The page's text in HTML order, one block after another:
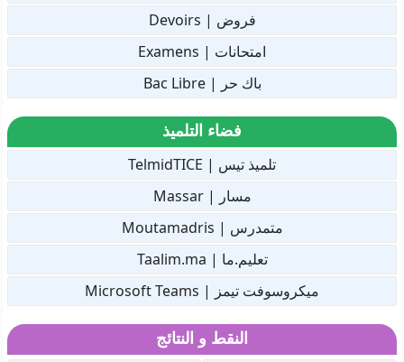
فروض | Devoirs
امتحانات | Examens
باك حر | Bac Libre
فضاء التلميذ
تلميذ تيس | TelmidTICE
مسار | Massar
متمدرس | Moutamadris
تعليم.ما | Taalim.ma
ميكروسوفت تيمز | Microsoft Teams
النقط و النتائج